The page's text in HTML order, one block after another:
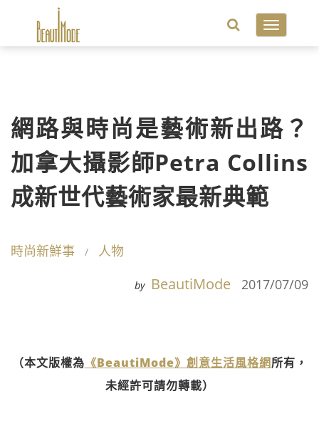
Toggle
網路與時尚是藝術新出路？
加拿大攝影師Petra Collins
成新世代藝術家最新典範
時尚新鮮事 人物
by BeautiMode 2017/07/09
（本文版權為 《BeautiMode》創意生活風格網所有，
未經許可請勿轉載）